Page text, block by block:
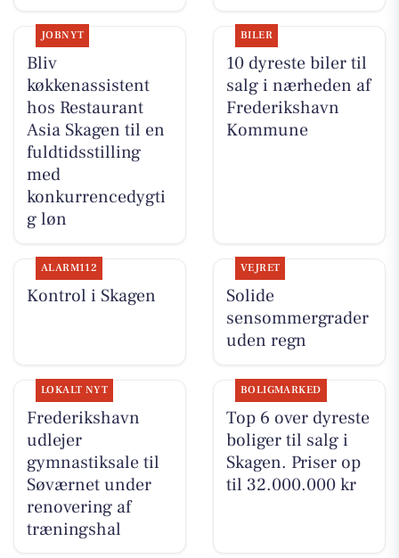
JOBNYT
Bliv
køkkenassistent
hos Restaurant
Asia Skagen til en
fuldtidsstilling
med
konkurrencedygti
g løn
BILER
10 dyreste biler til
salg i nærheden af
Frederikshavn
Kommune
ALARM112
Kontrol i Skagen
VEJRET
Solide
sensommergrader
uden regn
LOKALT NYT
Frederikshavn
udlejer
gymnastiksale til
Søværnet under
renovering af
træningshal
BOLIGMARKED
Top 6 over dyreste
boliger til salg i
Skagen. Priser op
til 32.000.000 kr